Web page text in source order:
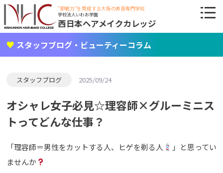
"即戦力"を育成する大阪の美容専門学校
学校法人いわお学園
西日本ヘアメイクカレッジ
スタッフブログ・ビューティーコラム
スタッフブログ 2025/09/24
オシャレ女子必見☆理容師×グルーミニス
トってどんな仕事？
「理容師＝男性をカットする人、ヒゲを剃る人
」と思ってい
ませんか